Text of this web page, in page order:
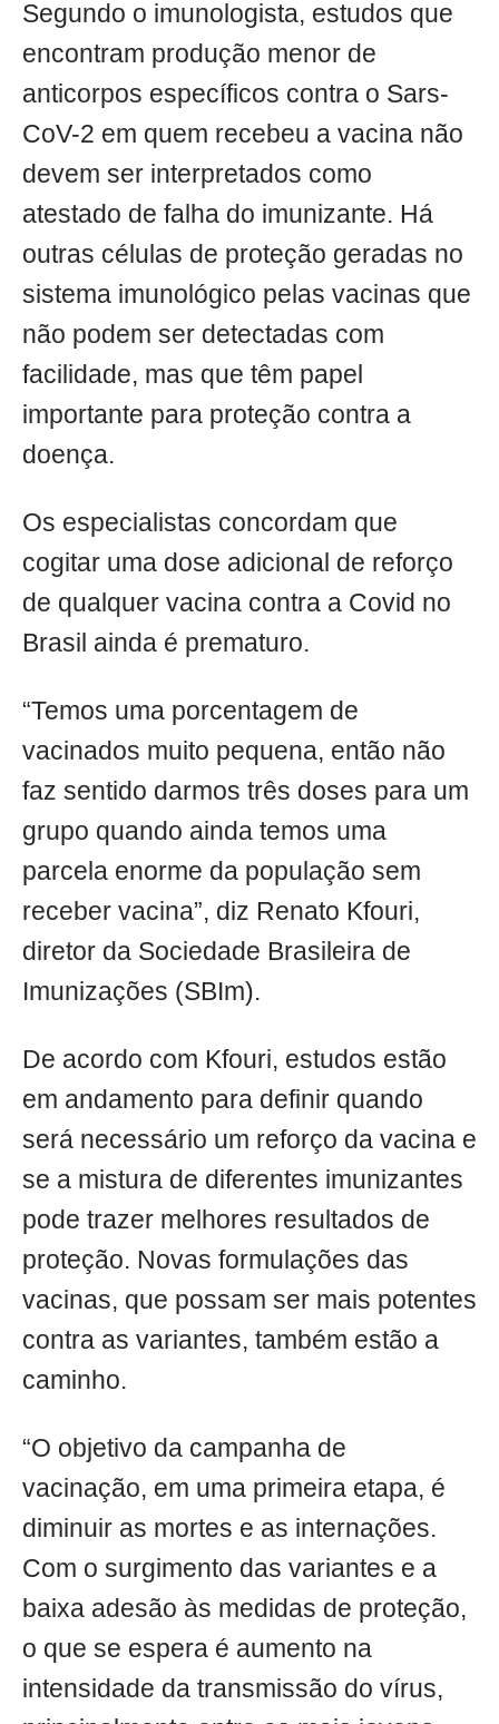
Segundo o imunologista, estudos que
encontram produção menor de
anticorpos específicos contra o Sars-
CoV-2 em quem recebeu a vacina não
devem ser interpretados como
atestado de falha do imunizante. Há
outras células de proteção geradas no
sistema imunológico pelas vacinas que
não podem ser detectadas com
facilidade, mas que têm papel
importante para proteção contra a
doença.
Os especialistas concordam que
cogitar uma dose adicional de reforço
de qualquer vacina contra a Covid no
Brasil ainda é prematuro.
“Temos uma porcentagem de
vacinados muito pequena, então não
faz sentido darmos três doses para um
grupo quando ainda temos uma
parcela enorme da população sem
receber vacina”, diz Renato Kfouri,
diretor da Sociedade Brasileira de
Imunizações (SBIm).
De acordo com Kfouri, estudos estão
em andamento para definir quando
será necessário um reforço da vacina e
se a mistura de diferentes imunizantes
pode trazer melhores resultados de
proteção. Novas formulações das
vacinas, que possam ser mais potentes
contra as variantes, também estão a
caminho.
“O objetivo da campanha de
vacinação, em uma primeira etapa, é
diminuir as mortes e as internações.
Com o surgimento das variantes e a
baixa adesão às medidas de proteção,
o que se espera é aumento na
intensidade da transmissão do vírus,